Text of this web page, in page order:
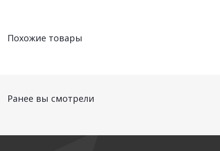
Похожие товары
Ранее вы смотрели